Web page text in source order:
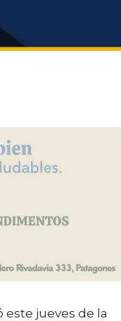
este jueves de la